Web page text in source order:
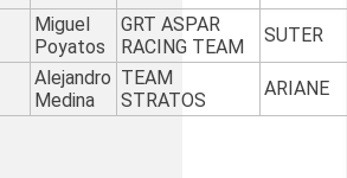
Miguel
Poyatos
GRT ASPAR
RACING TEAM
SUTER
Alejandro
Medina
TEAM
STRATOS
ARIANE